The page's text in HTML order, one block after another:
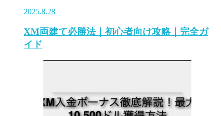
2025.8.28
XM両建て必勝法｜初心者向け攻略｜完全ガ
イド